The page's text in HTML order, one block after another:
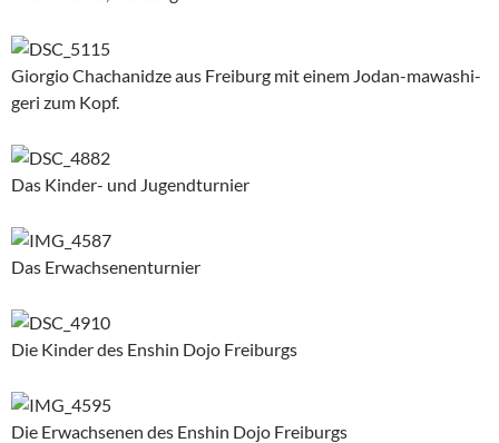
Giorgio Chachanidze aus Freiburg mit einem Jodan-mawashi-
geri zum Kopf.
Das Kinder- und Jugendturnier
Das Erwachsenenturnier
Die Kinder des Enshin Dojo Freiburgs
Die Erwachsenen des Enshin Dojo Freiburgs